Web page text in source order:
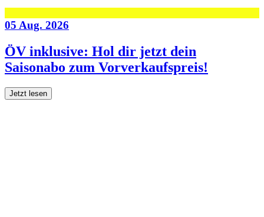
05 Aug. 2026
ÖV inklusive: Hol dir jetzt dein
Saisonabo zum Vorverkaufspreis!
Jetzt lesen